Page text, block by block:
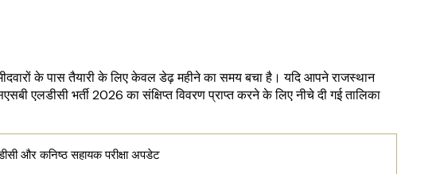
के पास तैयारी के लिए केवल डेढ़ महीने का समय बचा है। यदि आपने राजस्थान
एलडीसी भर्ती 2026 का संक्षिप्त विवरण प्राप्त करने के लिए नीचे दी गई तालिका
और कनिष्ठ सहायक परीक्षा अपडेट